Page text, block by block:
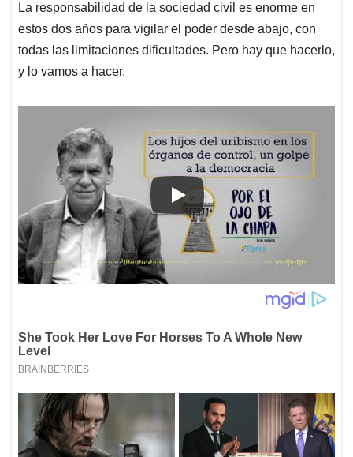
La responsabilidad de la sociedad civil es enorme en
estos dos años para vigilar el poder desde abajo, con
todas las limitaciones dificultades. Pero hay que hacerlo,
y lo vamos a hacer.